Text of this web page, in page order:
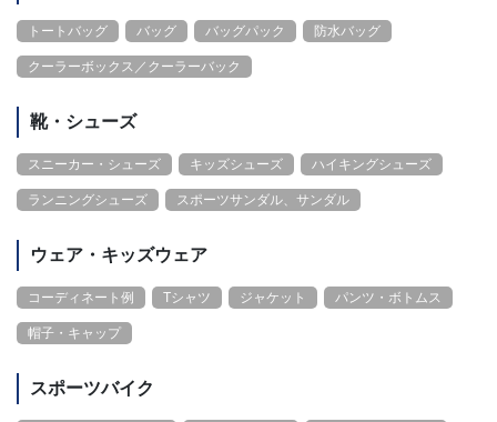
トートバッグ バッグ バッグパック 防水バッグ
クーラーボックス／クーラーバック
靴・シューズ
スニーカー・シューズ キッズシューズ ハイキングシューズ
ランニングシューズ スポーツサンダル、サンダル
ウェア・キッズウェア
コーディネート例 Tシャツ ジャケット パンツ・ボトムス
帽子・キャップ
スポーツバイク